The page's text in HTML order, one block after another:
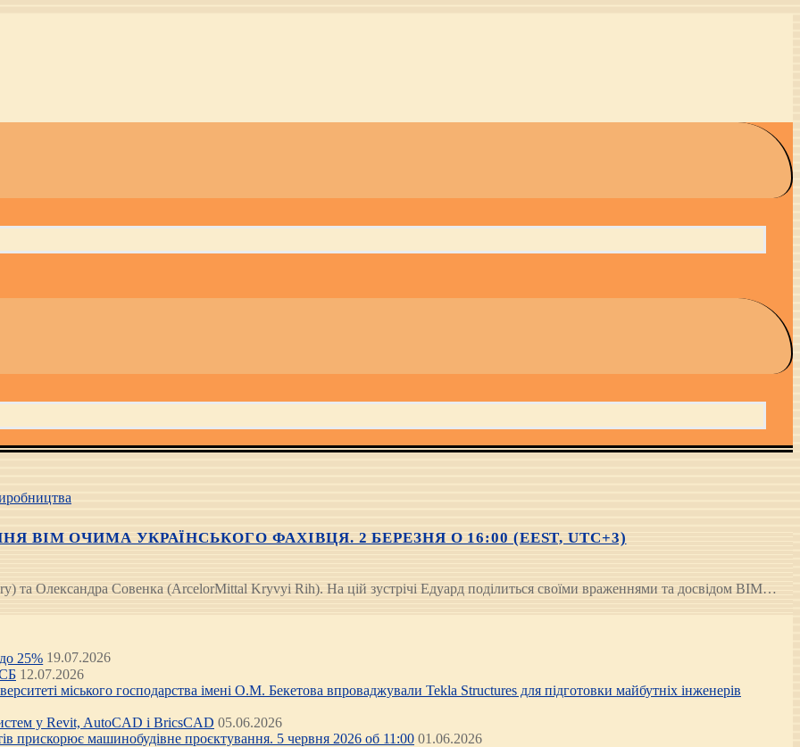
BIM ОЧИМА УКРАЇНСЬКОГО ФАХІВЦЯ. 2 БЕРЕЗНЯ О 16:00 (EEST, UTC+3)
та Олександра Совенка (ArcelorMittal Kryvyi Rih). На цій зустрічі Едуард поділиться своїми враженнями та досвідом BIM…
25% 19.07.2026
12.07.2026
міського господарства імені О.М. Бекетова впроваджували Tekla Structures для підготовки майбутніх інженерів
у Revit, AutoCAD і BricsCAD 05.06.2026
прискорює машинобудівне проєктування. 5 червня 2026 об 11:00 01.06.2026